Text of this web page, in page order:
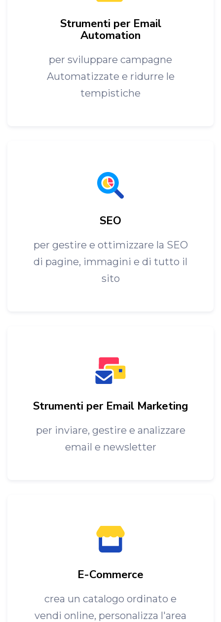
Strumenti per Email
Automation
per sviluppare campagne
Automatizzate e ridurre le
tempistiche
SEO
per gestire e ottimizzare la SEO
di pagine, immagini e di tutto il
sito
Strumenti per Email Marketing
per inviare, gestire e analizzare
email e newsletter
E-Commerce
crea un catalogo ordinato e
vendi online, personalizza l'area